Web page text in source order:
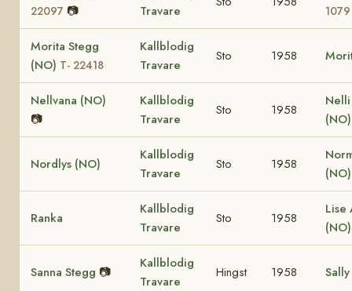
22097 📷
Travare
1079
Morita Stegg
(NO) T- 22418
Kallblodig
Travare
Sto 1958
Nellvana (NO)
📷
Kallblodig
Travare
Sto 1958
(NO)
Nordlys (NO)
Kallblodig
Travare
Sto 1958
Ranka
Kallblodig
Travare
Sto 1958
Lise
Sanna Stegg 📷
Kallblodig
Travare
Hingst 1958 Sally